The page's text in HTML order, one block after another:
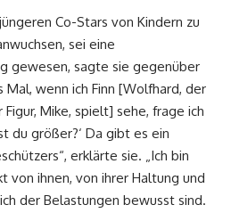
Co-Stars von Kindern zu
sei eine
gewesen, sagte sie gegenüber
Mal, wenn ich Finn [Wolfhard, der
Mike, spielt] sehe, frage ich
du größer?‘ Da gibt es ein
erklärte sie. „Ich bin
von ihnen, von ihrer Haltung und
der Belastungen bewusst sind.